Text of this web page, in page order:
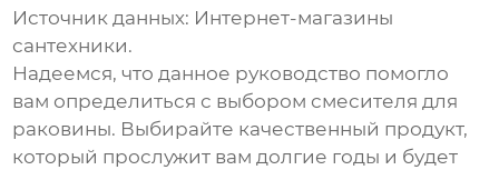
Источник данных: Интернет-магазины
сантехники.
Надеемся, что данное руководство помогло
вам определиться с выбором смесителя для
раковины. Выбирайте качественный продукт,
который прослужит вам долгие годы и будет